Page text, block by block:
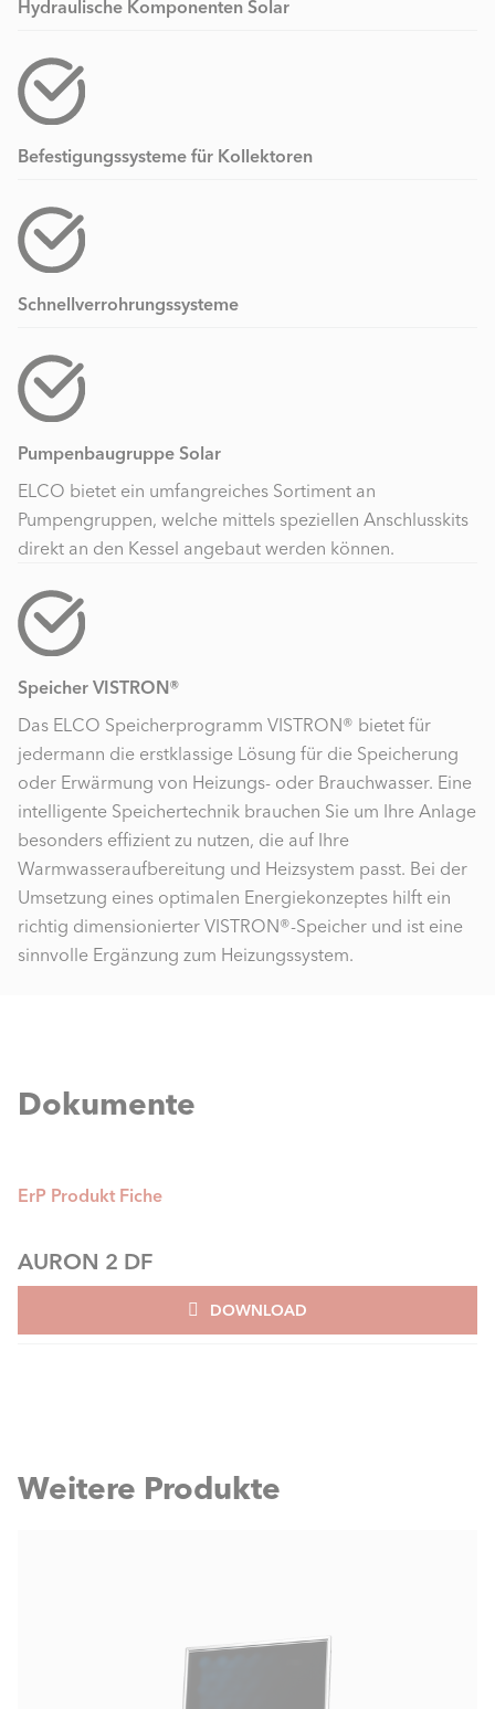
Hydraulische Komponenten Solar
Befestigungssysteme für Kollektoren
Schnellverrohrungssysteme
Pumpenbaugruppe Solar
ELCO bietet ein umfangreiches Sortiment an
Pumpengruppen, welche mittels speziellen Anschlusskits
direkt an den Kessel angebaut werden können.
Speicher VISTRON®
Das ELCO Speicherprogramm VISTRON® bietet für
jedermann die erstklassige Lösung für die Speicherung
oder Erwärmung von Heizungs- oder Brauchwasser. Eine
intelligente Speichertechnik brauchen Sie um Ihre Anlage
besonders effizient zu nutzen, die auf Ihre
Warmwasseraufbereitung und Heizsystem passt. Bei der
Umsetzung eines optimalen Energiekonzeptes hilft ein
richtig dimensionierter VISTRON®-Speicher und ist eine
sinnvolle Ergänzung zum Heizungssystem.
Dokumente
ErP Produkt Fiche
AURON 2 DF
DOWNLOAD
Weitere Produkte